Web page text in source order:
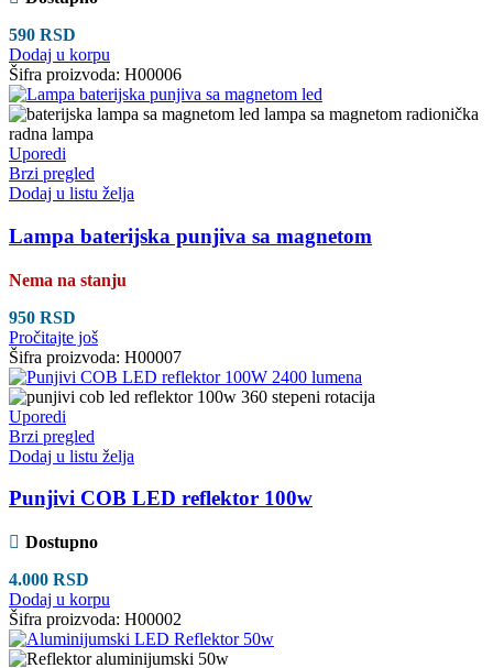
590 RSD
Dodaj u korpu
Šifra proizvoda: H00006
Uporedi
Brzi pregled
Dodaj u listu želja
Lampa baterijska punjiva sa magnetom
Nema na stanju
950 RSD
Pročitajte još
Šifra proizvoda: H00007
Uporedi
Brzi pregled
Dodaj u listu želja
Punjivi COB LED reflektor 100w
Dostupno
4.000 RSD
Dodaj u korpu
Šifra proizvoda: H00002